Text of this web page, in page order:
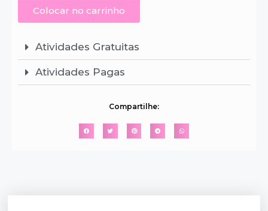
Colocar no carrinho
Atividades Gratuitas
Atividades Pagas
Compartilhe: